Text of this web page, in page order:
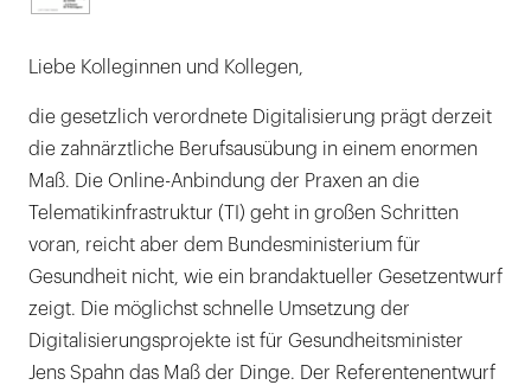
Liebe Kolleginnen und Kollegen,
die gesetzlich verordnete Digitalisierung prägt derzeit
die zahnärztliche Berufsausübung in einem enormen
Maß. Die Online-Anbindung der Praxen an die
Telematikinfrastruktur (TI) geht in großen Schritten
voran, reicht aber dem Bundesministerium für
Gesundheit nicht, wie ein brandaktueller Gesetzentwurf
zeigt. Die möglichst schnelle Umsetzung der
Digitalisierungsprojekte ist für Gesundheitsminister
Jens Spahn das Maß der Dinge. Der Referentenentwurf